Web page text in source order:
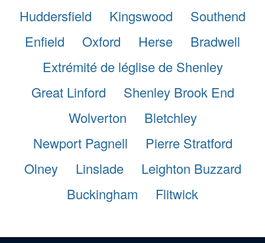
Huddersfield
Kingswood
Southend
Enfield
Oxford Herse
Bradwell
Extrémité de léglise de Shenley
Great Linford
Shenley Brook End
Wolverton
Bletchley
Newport Pagnell
Pierre Stratford
Olney
Linslade
Leighton Buzzard
Buckingham
Flitwick